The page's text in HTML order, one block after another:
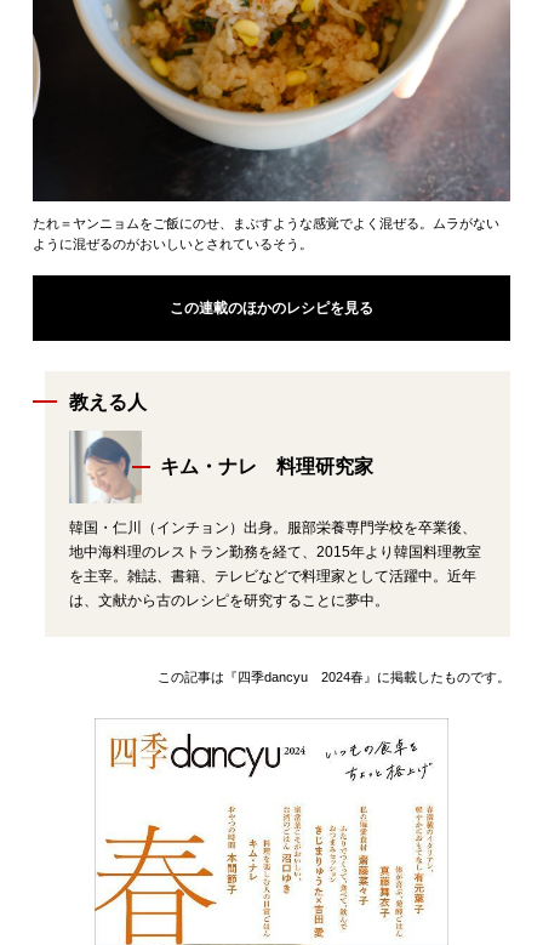
たれ＝ヤンニョムをご飯にのせ、まぶすような感覚でよく混ぜる。ムラがない
ように混ぜるのがおいしいとされているそう。
この連載のほかのレシピを見る
教える人
キム・ナレ 料理研究家
韓国・仁川（インチョン）出身。服部栄養専門学校を卒業後、
地中海料理のレストラン勤務を経て、2015年より韓国料理教室
を主宰。雑誌、書籍、テレビなどで料理家として活躍中。近年
は、文献から古のレシピを研究することに夢中。
この記事は『四季dancyu 2024春』に掲載したものです。